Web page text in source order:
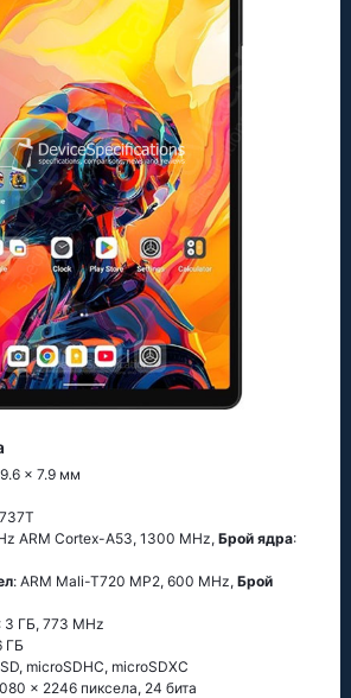
x 7.9 мм
АRМ Соrtех-А53, 1300 MHz, Брой ядра:
: ARM Mali-T720 MP2, 600 MHz, Брой
: 3 ГБ, 773 MHz
ГБ
microSDHC, microSDXC
x 2246 пиксела, 24 бита